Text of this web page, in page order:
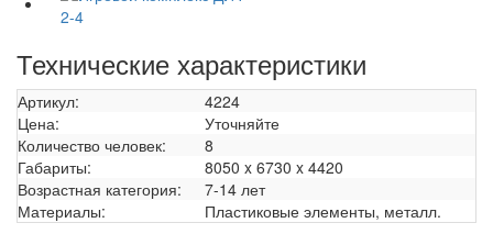
Технические характеристики
Артикул:
4224
Цена:
Уточняйте
Количество человек:
8
Габариты:
8050 x 6730 x 4420
Возрастная категория:
7-14 лет
Материалы:
Пластиковые элементы, металл.